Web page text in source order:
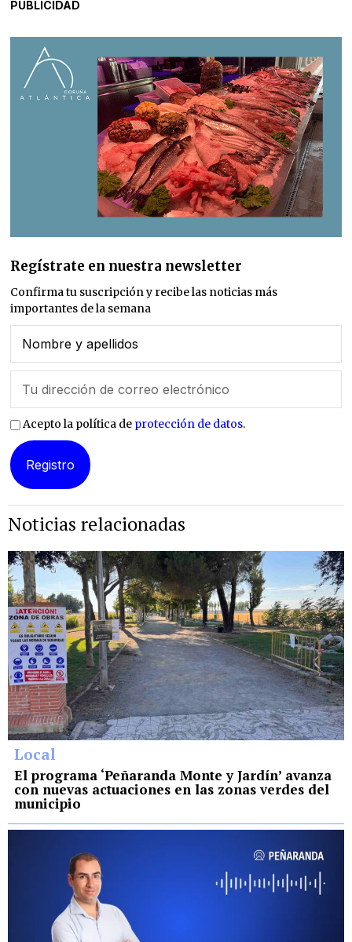
PUBLICIDAD
Regístrate en nuestra newsletter
Confirma tu suscripción y recibe las noticias más
importantes de la semana
Acepto la política de protección de datos.
Noticias relacionadas
Local
El programa ‘Peñaranda Monte y Jardín’ avanza
con nuevas actuaciones en las zonas verdes del
municipio